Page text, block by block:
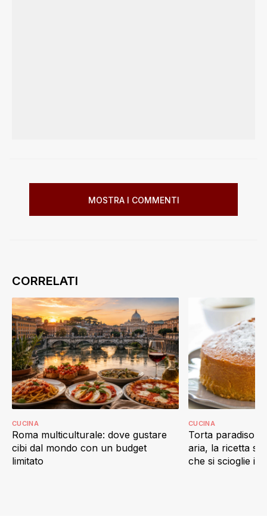
MOSTRA I COMMENTI
Roma multiculturale: dove gustare
cibi dal mondo con un budget
limitato
CUCINA
Torta paradiso
aria, la ricetta
che si scioglie in
CUCINA